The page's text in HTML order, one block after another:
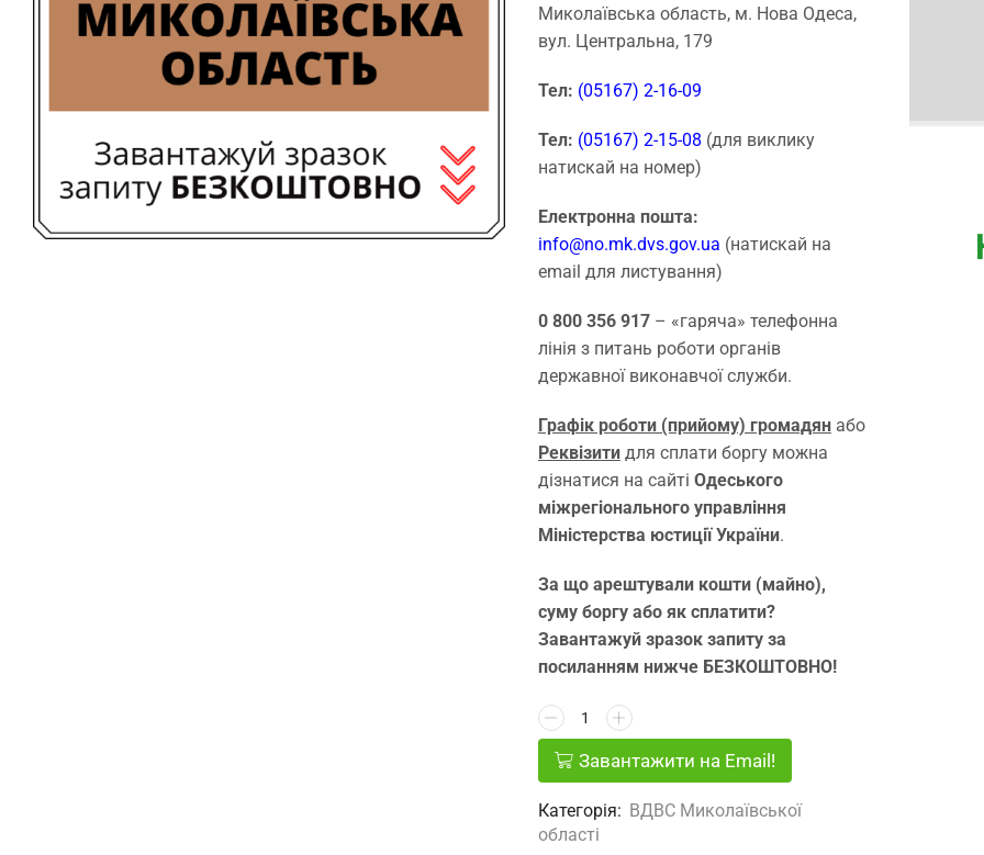
Миколаївська область, м. Нова Одеса,
вул. Центральна, 179
Тел: (05167) 2-16-09
Тел: (05167) 2-15-08(для виклику
натискай на номер)
Електронна пошта:
info@no.mk.dvs.gov.ua (натискай на
email для листування)
0 800 356 917– «гаряча» телефонна
лінія з питань роботи органів
державної виконавчої служби.
Графік роботи (прийому) громадянабо
Реквізитидля сплати боргу можна
дізнатися на сайті Одеського
міжрегіонального управління
Міністерства юстиції України.
За що арештували кошти (майно),
суму боргу або як сплатити?
Завантажуй зразок запиту за
посиланням нижче БЕЗКОШТОВНО!
Завантажити на Email!
Категорія: ВДВС Миколаївської
області